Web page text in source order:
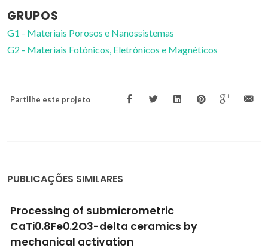
GRUPOS
G1 - Materiais Porosos e Nanossistemas
G2 - Materiais Fotónicos, Eletrónicos e Magnéticos
Partilhe este projeto
PUBLICAÇÕES SIMILARES
Lanthanide Orthoantimonate Light Emitters:
Structural, Vibrational, and Optical Properties
Siqueira, KPF; Lima, PP; Ferreira, RAS; Carlos, LD; Bittar,